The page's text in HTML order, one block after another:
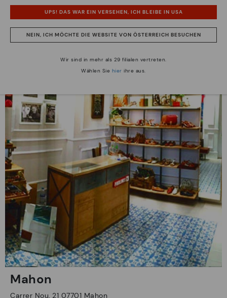
Baleares
Mahon
Carrer Nou, 21 07701 Mahon
UPS! DAS WAR EIN VERSEHEN, ICH BLEIBE IN USA
NEIN, ICH MÖCHTE DIE WEBSITE VON ÖSTERREICH BESUCHEN
Wir sind in mehr als 29 filialen vertreten.
Wählen Sie hier ihre aus.